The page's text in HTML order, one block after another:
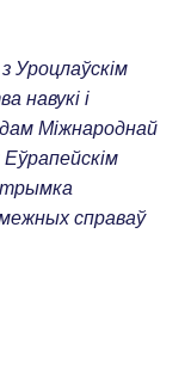
Уроцлаўскім
навукі і
Міжнароднай
справаў